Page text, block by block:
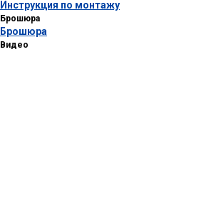
Инструкция по монтажу
Брошюра
Брошюра
Видео